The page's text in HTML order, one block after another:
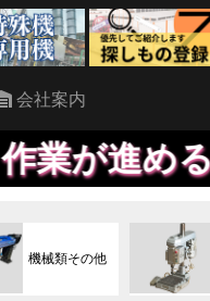
会社案内
とができ
機械類その他